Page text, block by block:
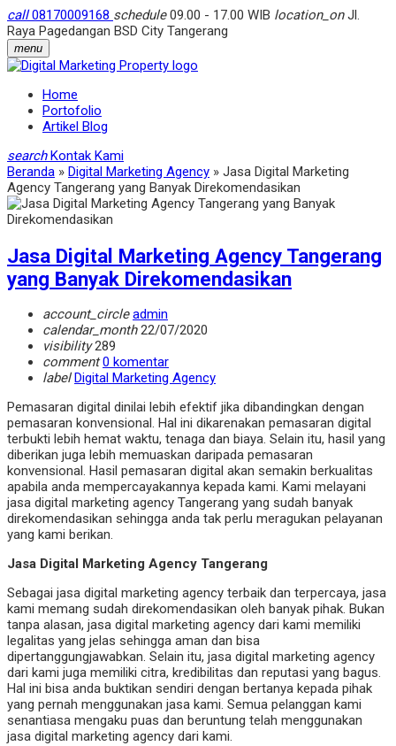
call08170009168 schedule09.00 - 17.00 WIB location_onJl.
Raya Pagedangan BSD City Tangerang
menu
Home
Portofolio
Artikel Blog
search Kontak Kami
Beranda » Digital Marketing Agency » Jasa Digital Marketing
Agency Tangerang yang Banyak Direkomendasikan
Jasa Digital Marketing Agency Tangerang
yang Banyak Direkomendasikan
account_circle admin
calendar_month22/07/2020
visibility289
comment 0 komentar
label Digital Marketing Agency
Pemasaran digital dinilai lebih efektif jika dibandingkan dengan
pemasaran konvensional. Hal ini dikarenakan pemasaran digital
terbukti lebih hemat waktu, tenaga dan biaya. Selain itu, hasil yang
diberikan juga lebih memuaskan daripada pemasaran
konvensional. Hasil pemasaran digital akan semakin berkualitas
apabila anda mempercayakannya kepada kami. Kami melayani
jasa digital marketing agency Tangerang yang sudah banyak
direkomendasikan sehingga anda tak perlu meragukan pelayanan
yang kami berikan.
Jasa Digital Marketing Agency Tangerang
Sebagai jasa digital marketing agency terbaik dan terpercaya, jasa
kami memang sudah direkomendasikan oleh banyak pihak. Bukan
tanpa alasan, jasa digital marketing agency dari kami memiliki
legalitas yang jelas sehingga aman dan bisa
dipertanggungjawabkan. Selain itu, jasa digital marketing agency
dari kami juga memiliki citra, kredibilitas dan reputasi yang bagus.
Hal ini bisa anda buktikan sendiri dengan bertanya kepada pihak
yang pernah menggunakan jasa kami. Semua pelanggan kami
senantiasa mengaku puas dan beruntung telah menggunakan
jasa digital marketing agency dari kami.